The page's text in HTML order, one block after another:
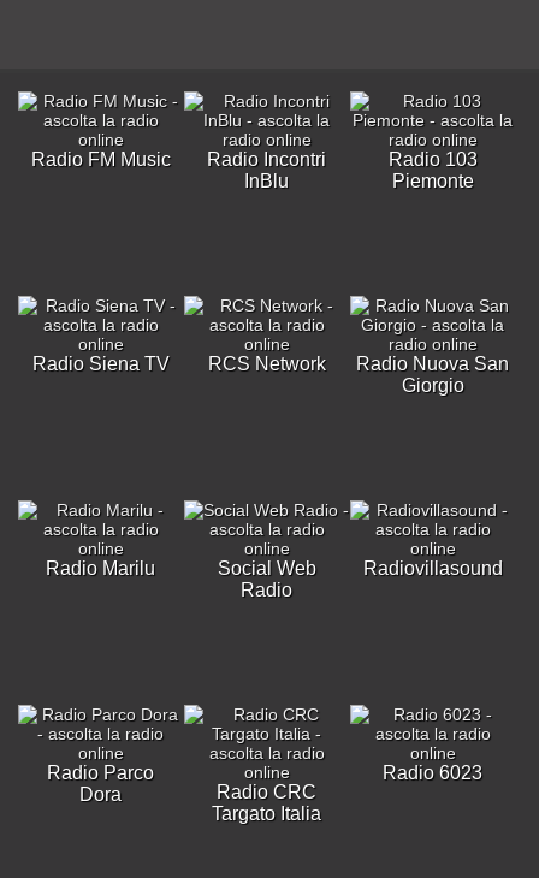
Radio FM Music
Radio Incontri
InBlu
Radio 103
Piemonte
Radio Siena TV RCS Network
Radio Nuova San
Giorgio
Radio Marilu
Social Web
Radio
Radiovillasound
Radio Parco
Dora
Radio CRC
Targato Italia
Radio 6023